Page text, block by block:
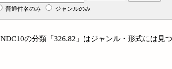
普通件名のみ ジャンルのみ
NDC10の分類「326.82」はジャンル・形式には見